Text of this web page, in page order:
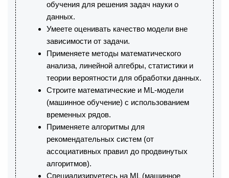
обучения для решения задач науки о
данных.
Умеете оценивать качество модели вне
зависимости от задачи.
Применяете методы математического
анализа, линейной алгебры, статистики и
теории вероятности для обработки данных.
Строите математические и ML-модели
(машинное обучение) с использованием
временных рядов.
Применяете алгоритмы для
рекомендательных систем (от
ассоциативных правил до продвинутых
алгоритмов).
Специализируетесь на ML (машинное